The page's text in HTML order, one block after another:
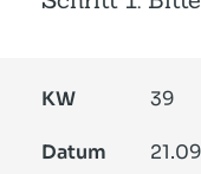
KW 39
Datum